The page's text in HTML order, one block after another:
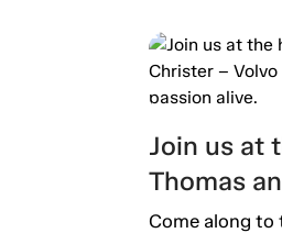
Join us at
Thomas
Come along to